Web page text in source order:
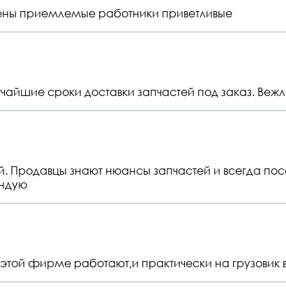
приемлемые работники приветливые
сроки доставки запчастей под заказ.
Продавцы знают нюансы запчастей и всегда
фирме работают,и практически на грузовик